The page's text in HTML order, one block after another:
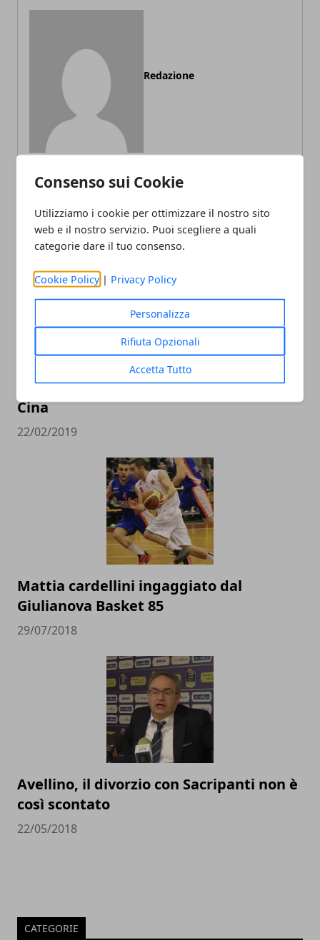
Consenso sui Cookie
Utilizziamo i cookie per ottimizzare il nostro sito
web e il nostro servizio. Puoi scegliere a quali
categorie dare il tuo consenso.
Cookie Policy | Privacy Policy
Personalizza
Rifiuta Opzionali
Accetta Tutto
Redazione
ARTICOLI CORRELATI
L’Italbasket contro Ungheria e Lituania
alla conquista del pass per i Mondiali in
Cina
22/02/2019
Mattia cardellini ingaggiato dal
Giulianova Basket 85
29/07/2018
Avellino, il divorzio con Sacripanti non è
così scontato
22/05/2018
CATEGORIE